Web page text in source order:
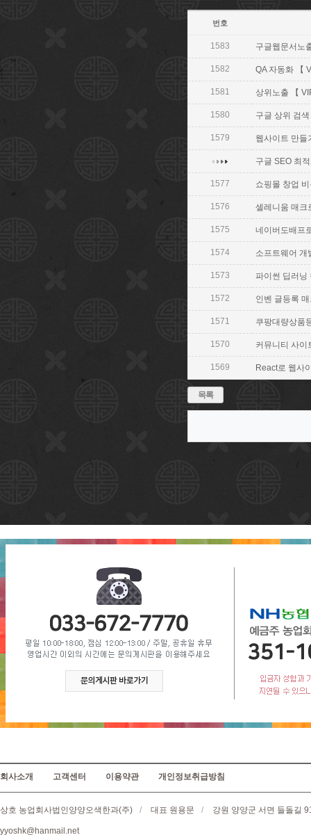
번호
1583 구글웹문서노
1582 QA 자동화 【
1581 상위노출 【
1580 구글 상위 검
1579 웹사이트 만들
구글 SEO 최
1577 쇼핑몰 창업
1576 셀레니움 매크
1575 네이버도배프
1574 소프트웨어 개
1573 파이썬 딥러닝
1572 인벤 글등록
1571 쿠팡대량상품
1570 커뮤니티 사이
1569 React로 웹사
목록
회사소개 고객센터 이용약관 개인정보취급방침
상호 농업회사법인양양오색한과(주) / 대표 원용문 / 강원 양양군 서면 들돌길
yyoshk@hanmail.net